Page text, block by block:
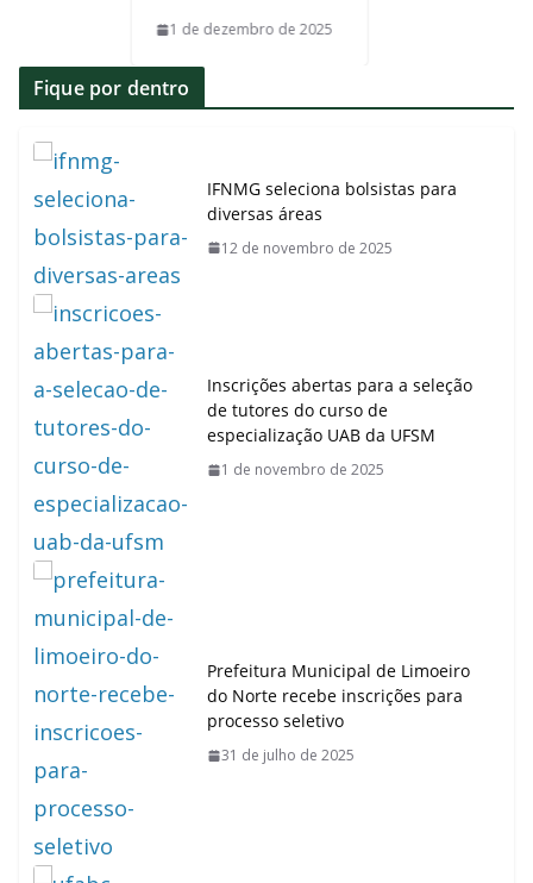
1 de dezembro de 2025
Fique por dentro
IFNMG seleciona bolsistas para
diversas áreas
12 de novembro de 2025
Inscrições abertas para a seleção
de tutores do curso de
especialização UAB da UFSM
1 de novembro de 2025
Prefeitura Municipal de Limoeiro
do Norte recebe inscrições para
processo seletivo
31 de julho de 2025